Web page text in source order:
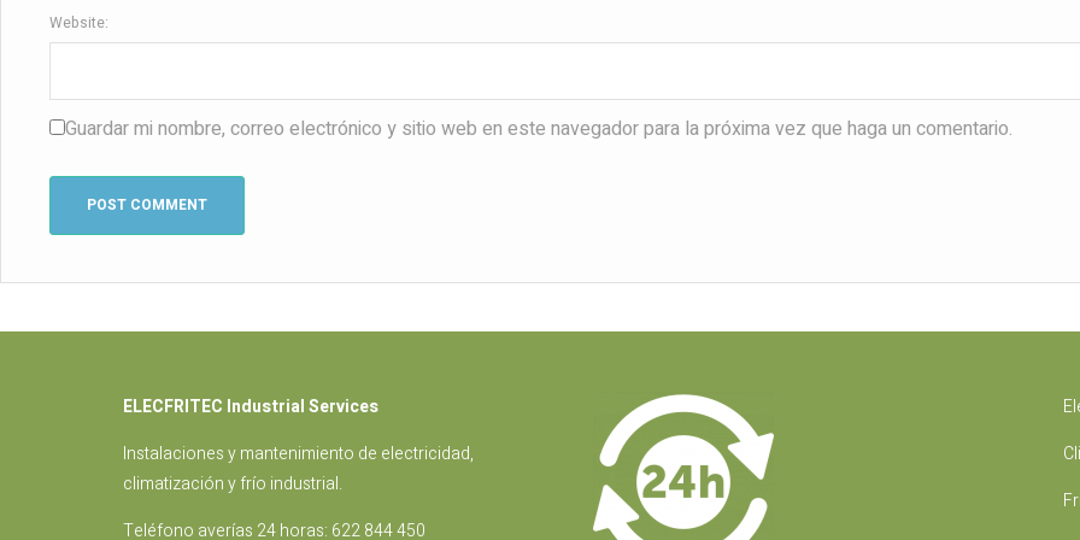
Website:
Guardar mi nombre, correo electrónico y sitio web en este navegador para la próxima vez que haga un comentario.
ELECFRITEC Industrial Services
Instalacionesy mantenimiento de electricidad,
climatización y frío industrial.
Teléfono averías 24 horas: 622 844 450